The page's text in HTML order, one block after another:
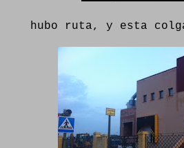
hubo ruta, y esta